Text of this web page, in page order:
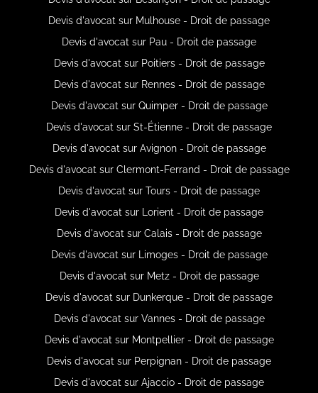
Devis d'avocat sur Mulhouse - Droit de passage
Devis d'avocat sur Pau - Droit de passage
Devis d'avocat sur Poitiers - Droit de passage
Devis d'avocat sur Rennes - Droit de passage
Devis d'avocat sur Quimper - Droit de passage
Devis d'avocat sur St-Étienne - Droit de passage
Devis d'avocat sur Avignon - Droit de passage
Devis d'avocat sur Clermont-Ferrand - Droit de passage
Devis d'avocat sur Tours - Droit de passage
Devis d'avocat sur Lorient - Droit de passage
Devis d'avocat sur Calais - Droit de passage
Devis d'avocat sur Limoges - Droit de passage
Devis d'avocat sur Metz - Droit de passage
Devis d'avocat sur Dunkerque - Droit de passage
Devis d'avocat sur Vannes - Droit de passage
Devis d'avocat sur Montpellier - Droit de passage
Devis d'avocat sur Perpignan - Droit de passage
Devis d'avocat sur Ajaccio - Droit de passage